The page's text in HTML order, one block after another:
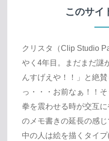
このサイ
クリスタ（Clip Studio
やく4年目。まだまだ謎
んすげえや！！」と絶
っ・・・お前なぁ！！
拳を震わせる時が交互
のメモ書きの延長の感じ
中の人は絵を描くタイ